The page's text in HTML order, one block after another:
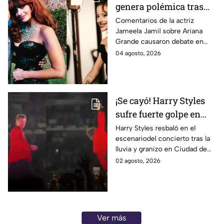
genera polémica tras
cuestionar la extrema
delgadez de Ariana
Grande; ¿la cantante
prepara una pausa en
Comentarios de la actriz
Jameela Jamil sobre Ariana
Grande causaron debate en
redes, mientras el equipo de la
04 agosto, 2026
¡Se cayó! Harry Styles
sufre fuerte golpe en
pleno concierto en
CDMX - VIDEO
Harry Styles resbaló en el
escenariodel concierto tras la
lluvia y granizo en Ciudad de
México, pero siguió cantando
02 agosto, 2026
Ver más